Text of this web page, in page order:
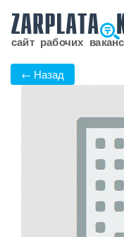
← Назад